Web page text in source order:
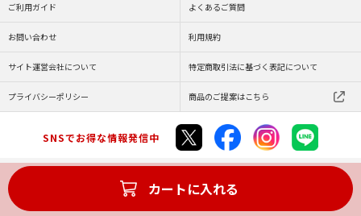
カートに入れる
ご利用ガイド よくあるご質問
お問い合わせ 利用規約
サイト運営会社について 特定商取引法に基づく表記について
プライバシーポリシー 商品のご提案はこちら
SNSでお得な情報発信中